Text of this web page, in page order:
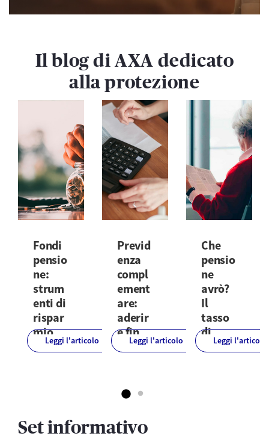
Il blog di AXA dedicato
alla protezione
Fondi
pensio
ne:
strum
enti di
rispar
mio
per la
previdenziale
pubblico, che
Leggi l'articolo
Previd
enza
compl
ement
are:
aderir
e fin
da
ne?
aderire ad un
fondo
Leggi l'articolo
Che
pensio
ne
avrò?
Il
tasso
di
sostit
Leggi l'articolo
Set informativo